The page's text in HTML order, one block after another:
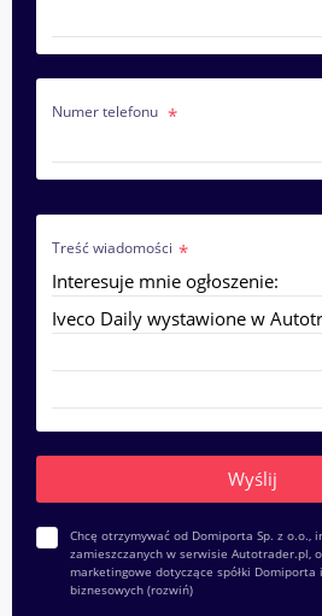
Numer telefonu
Treść wiadomości
Chcę otrzymywać od Domiporta Sp. z o.o.,
zamieszczanych w serwisie Autotrader.pl,
marketingowe dotyczące spółki
biznesowych (rozwiń)